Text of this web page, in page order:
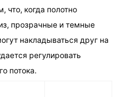
что, когда полотно
прозрачные и темные
накладываться друг на
регулировать
потока.